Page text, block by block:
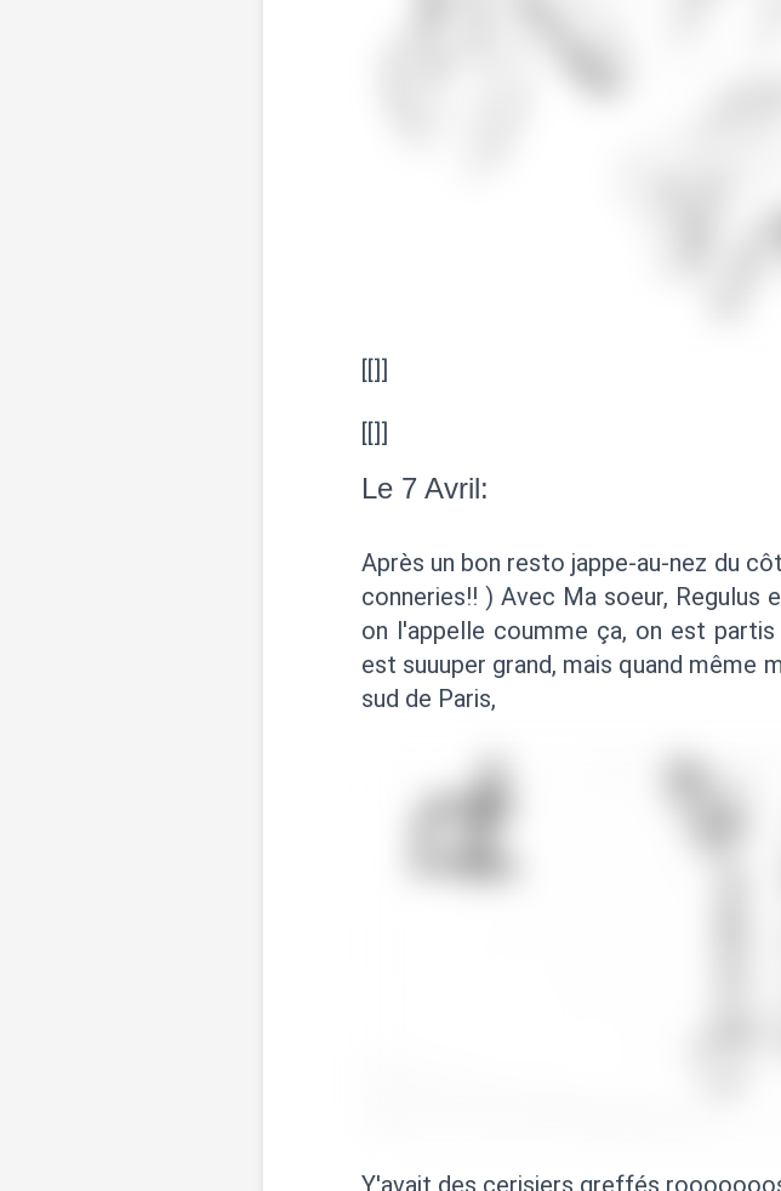
[[]]
[[]]
Le 7 Avril:
Après un bon resto jappe-au-nez du
conneries!! ) Avec Ma soeur, Regulus
on l'appelle coumme ça, on est
est suuuper grand, mais quand même
sud de Paris,
Y'avait des cerisiers greffés